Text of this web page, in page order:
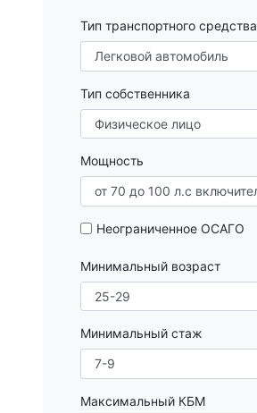
Тип транспортного средства
Тип собственника
Мощность
Неограниченное ОСАГО
Минимальный возраст
Минимальный стаж
Максимальный КБМ